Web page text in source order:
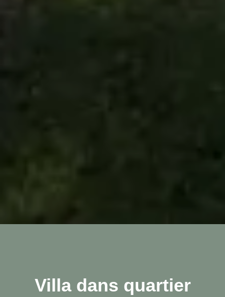
Villa dans quartier